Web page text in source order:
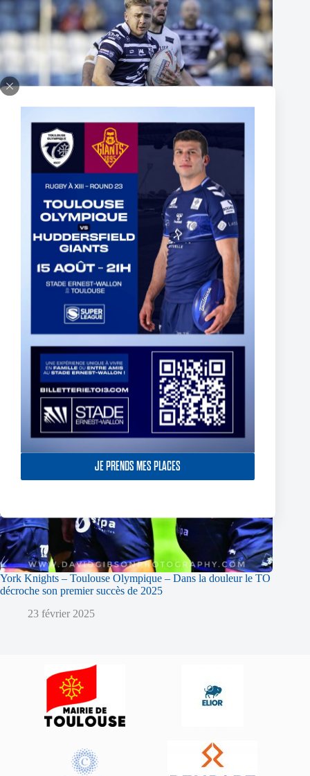
JE PRENDS MES PLACES
Thomas Lacans s’engage avec le Toulouse Olympique
5 mars 2025
York Knights – Toulouse Olympique – Dans la douleur le TO
décroche son premier succès de 2025
23 février 2025